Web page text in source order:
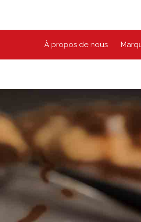
À propos de nous
Environnement
Bien-être des animaux
Collectivité
Principes coopératifs
Diversité et inclusion
Accessibilité
Contactez-
Location